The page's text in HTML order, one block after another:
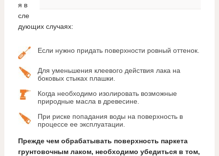
я в
сле
дующих случаях:
Если нужно придать поверхности ровный оттенок.
Для уменьшения клеевого действия лака на
боковых стыках плашки.
Когда необходимо изолировать возможные
природные масла в древесине.
При риске попадания воды на поверхность в
процессе ее эксплуатации.
Прежде чем обрабатывать поверхность паркета
грунтовочным лаком, необходимо убедиться в том,